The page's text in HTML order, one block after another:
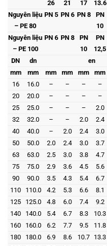
26
21
17
13.6
Nguyên liệu
– PE 80
PN 5 PN 6 PN 8
PN
10
Nguyên liệu
– PE 100
PN 6 PN 8
PN
10
PN
12,5
DN dn
en
mm
mm mm mm mm mm
16
16.0 – – – –
20
20.0 – – – –
25
25.0 – – – 2.0
32
32.0 – – 2.0 2.4
40
40.0 – 2.0 2.4 3.0
50
50.0 2.0 2.4 3.0 3.7
63
63.0 2.5 3.0 3.8 4.7
75
75.0 2.9 3.6 4.5 5.6
90
90.0 3.5 4.3 5.4 6.7
110
110.0 4.2 5.3 6.6 8.1
125
125.0 4.8 6.0 7.4 9.2
140
140.0 5.4 6.7 8.3 10.3
160
160.0 6.2 7.7 9.5 11.8
180
180.0 6.9 8.6 10.7 13.3